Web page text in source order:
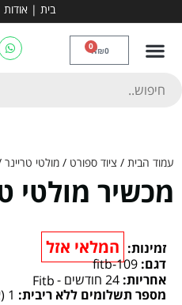
בית | אודות
₪0
0
עמוד הבית / ציוד ספורט / מולטי טריינר
מכשיר מולטי
זמינות: המלאי אזל
דגם: fitb-109
אחריות: 24 חודשים -
Fitb
מספר תשלומים ללא ריבית: 1 (או 3 מעל 1,000 ₪)